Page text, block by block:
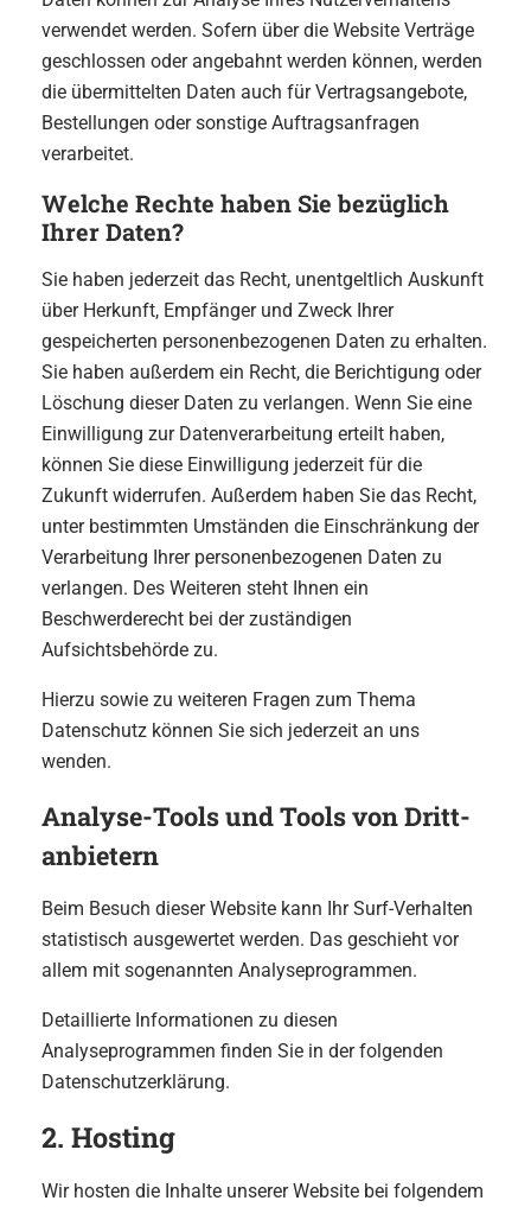
verwendet werden. Sofern über die Website Verträge
geschlossen oder angebahnt werden können, werden
die übermittelten Daten auch für Vertragsangebote,
Bestellungen oder sonstige Auftragsanfragen
verarbeitet.
Welche Rechte haben Sie bezüglich
Ihrer Daten?
Sie haben jederzeit das Recht, unentgeltlich Auskunft
über Herkunft, Empfänger und Zweck Ihrer
gespeicherten personenbezogenen Daten zu erhalten.
Sie haben außerdem ein Recht, die Berichtigung oder
Löschung dieser Daten zu verlangen. Wenn Sie eine
Einwilligung zur Datenverarbeitung erteilt haben,
können Sie diese Einwilligung jederzeit für die
Zukunft widerrufen. Außerdem haben Sie das Recht,
unter bestimmten Umständen die Einschränkung der
Verarbeitung Ihrer personenbezogenen Daten zu
verlangen. Des Weiteren steht Ihnen ein
Beschwerderecht bei der zuständigen
Aufsichtsbehörde zu.
Hierzu sowie zu weiteren Fragen zum Thema
Datenschutz können Sie sich jederzeit an uns
wenden.
Analyse-Tools und Tools von Dritt­
anbietern
Beim Besuch dieser Website kann Ihr Surf-Verhalten
statistisch ausgewertet werden. Das geschieht vor
allem mit sogenannten Analyseprogrammen.
Detaillierte Informationen zu diesen
Analyseprogrammen finden Sie in der folgenden
Datenschutzerklärung.
2. Hosting
Wir hosten die Inhalte unserer Website bei folgendem